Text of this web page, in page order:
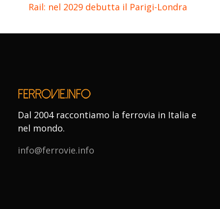
Rail: nel 2029 debutta il Parigi-Londra
Dal 2004 raccontiamo la ferrovia in Italia e
nel mondo.
info@ferrovie.info